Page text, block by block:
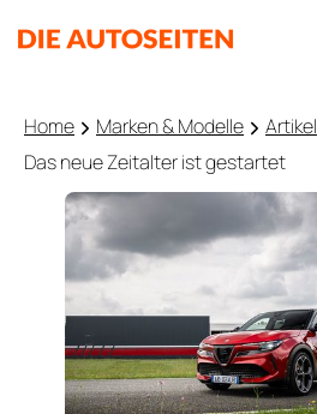
Home Marken & Modelle
Artikel
Das neue Zeitalter ist gestartet